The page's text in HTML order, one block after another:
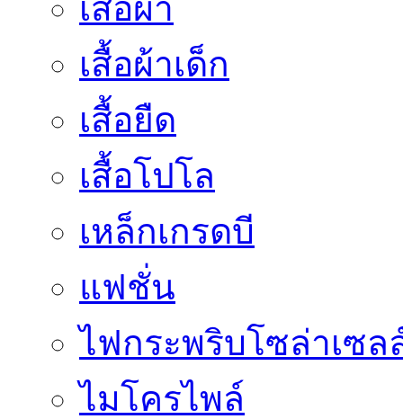
เสื้อผ้า
เสื้อผ้าเด็ก
เสื้อยืด
เสื้อโปโล
เหล็กเกรดบี
แฟชั่น
ไฟกระพริบโซล่าเซล
ไมโครไพล์